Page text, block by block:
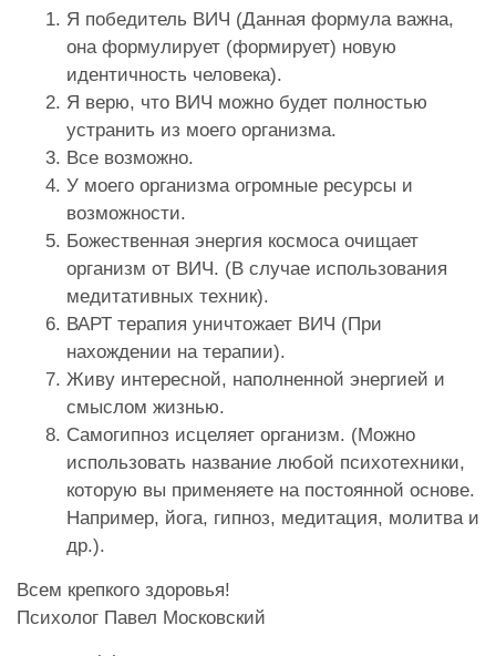
Я победитель ВИЧ (Данная формула важна,
она формулирует (формирует) новую
идентичность человека).
Я верю, что ВИЧ можно будет полностью
устранить из моего организма.
Все возможно.
У моего организма огромные ресурсы и
возможности.
Божественная энергия космоса очищает
организм от ВИЧ. (В случае использования
медитативных техник).
ВАРТ терапия уничтожает ВИЧ (При
нахождении на терапии).
Живу интересной, наполненной энергией и
смыслом жизнью.
Самогипноз исцеляет организм. (Можно
использовать название любой психотехники,
которую вы применяете на постоянной основе.
Например, йога, гипноз, медитация, молитва и
др.).
Всем крепкого здоровья!
Психолог Павел Московский